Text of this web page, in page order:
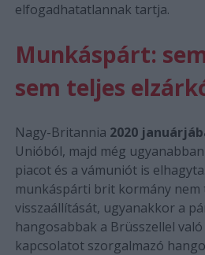
elfogadhatatlannak tartja.
Munkáspárt:
sem teljes
Nagy-Britannia 2020
Unióból, majd még
piacot és a vámuniót is
munkáspárti brit kormány nem
visszaállítását, ugyanakkor a
hangosabbak a Brüsszellel
kapcsolatot szorgalmazó